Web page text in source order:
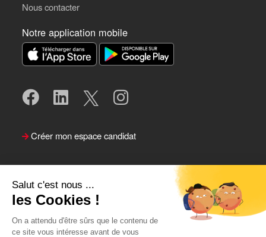
Salut c'est nous ...
les Cookies !
On a attendu d'être sûrs que le contenu de
ce site vous intéresse avant de vous
Nous contacter
Notre application mobile
Créer mon espace candidat